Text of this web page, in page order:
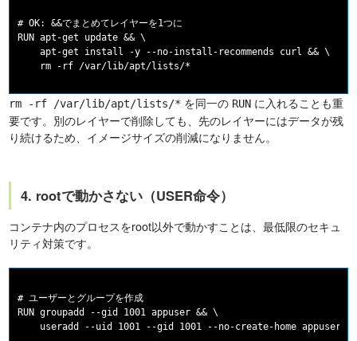
# OK: &&でまとめてレイヤーを1つに
RUN apt-get update && \
    apt-get install -y --no-install-recommends curl && \
rm -rf /var/lib/apt/lists/* を同一の RUN に入れることも重
要です。別のレイヤーで削除しても、先のレイヤーにはデータが残
り続けるため、イメージサイズの削減になりません。
4. rootで動かさない（USER命令）
コンテナ内のプロセスをroot以外で動かすことは、最低限のセキュ
リティ対策です。
# ユーザーとグループを作成
RUN groupadd --gid 1001 appuser && \
    useradd --uid 1001 --gid 1001 --no-create-home appuser